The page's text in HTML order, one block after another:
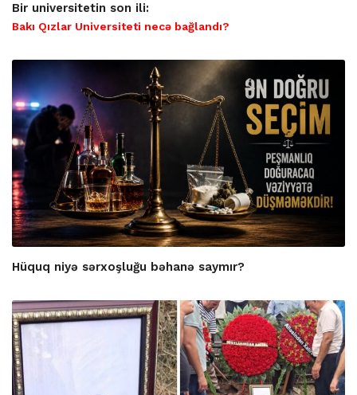
Bir universitetin son ili:
Bakı Qızlar Universiteti necə bağlandı?
Hüquq niyə sərxoşluğu bəhanə saymır?